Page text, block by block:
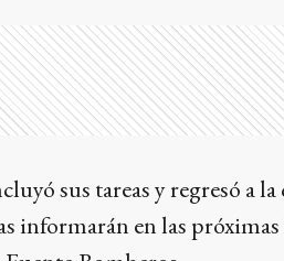
sus tareas y regresó a la
informarán en las